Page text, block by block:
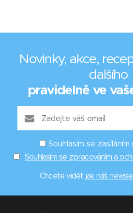
Novinky, akce,
dalšího
pravidelně ve
Souhlasím se
Souhlasím se zpracováním a
Chcete vidět jak náš